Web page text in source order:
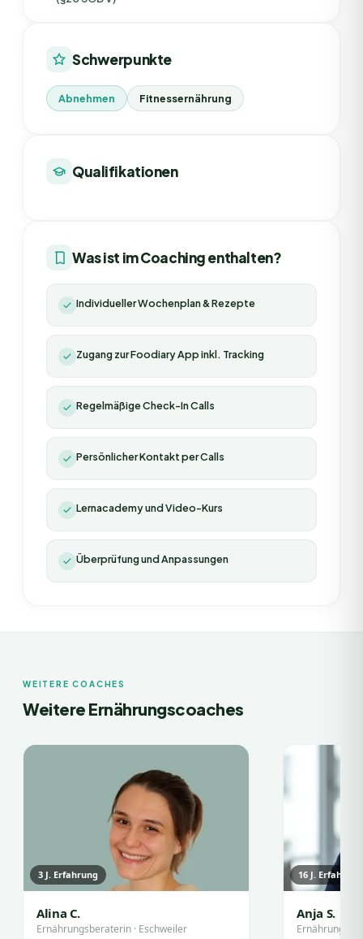
Schwerpunkte
Abnehmen Fitnessernährung
Qualifikationen
Was ist im Coaching enthalten?
Individueller Wochenplan & Rezepte
Zugang zur Foodiary App inkl. Tracking
Regelmäßige Check-In Calls
Persönlicher Kontakt per Calls
Lernacademy und Video-Kurs
Überprüfung und Anpassungen
WEITERE COACHES
Weitere Ernährungscoaches
3 J. Erfahrung
Alina C.
Ernährungsberaterin · Eschweiler
16 J. Erfahrung
Anja S.